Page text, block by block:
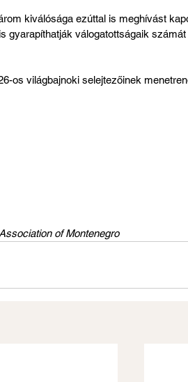
kiválósága ezúttal is meghívást
gyarapíthatják válogatottságaik
os világbajnoki selejtezőinek
of Montenegro